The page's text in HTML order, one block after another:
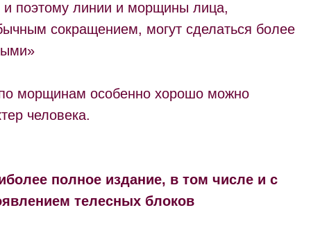
и поэтому линии и морщины лица,
сокращением, могут сделаться более
морщинам особенно хорошо можно
человека.
полное издание, в том числе и с
телесных блоков